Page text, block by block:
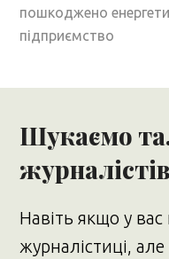
пошкоджено
підприємство
Шукаємо
Навіть якщо у
журналістиці,